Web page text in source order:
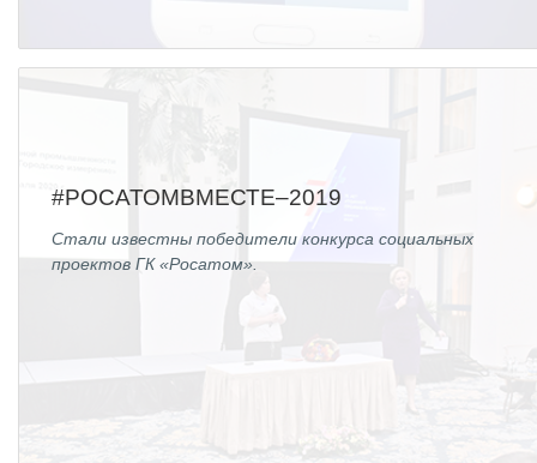
#РОСАТОМВМЕСТЕ–2019
Стали известны победители конкурса социальных
проектов ГК «Росатом».